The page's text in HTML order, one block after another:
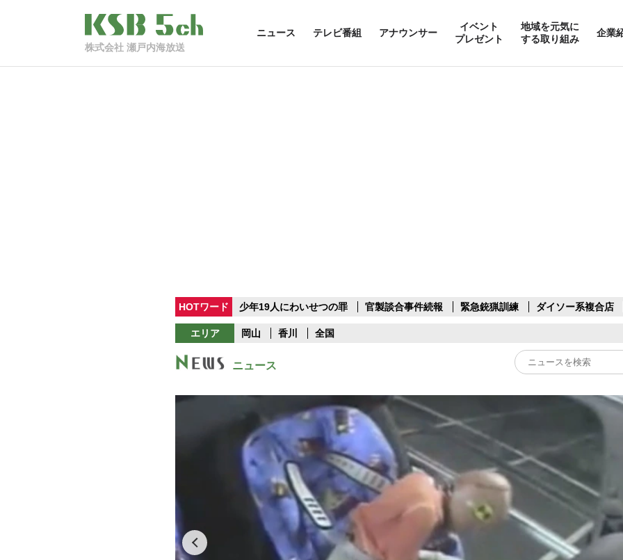
株式会社 瀬戸内海放送
ニュース テレビ番組 アナウンサー
イベント
プレゼント
地域を元気に
する取り組み
企業
HOTワード 少年19人にわいせつの罪 官製談合事件続報 緊急銃猟訓練 ダイソー系複合店
エリア 岡山 香川 全国
ニュース
Play